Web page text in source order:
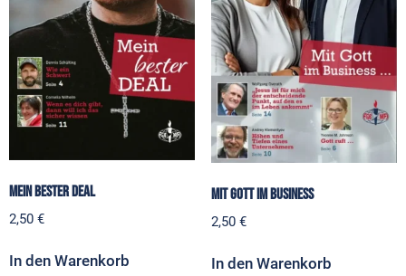
Mein bester Deal
2,50 €
In den Warenkorb
Mit Gott im Business
2,50 €
In den Warenkorb